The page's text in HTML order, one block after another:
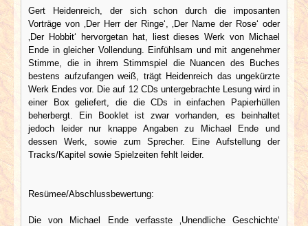
Gert Heidenreich, der sich schon durch die imposanten
Vorträge von ‚Der Herr der Ringe‘, ‚Der Name der Rose‘ oder
‚Der Hobbit‘ hervorgetan hat, liest dieses Werk von Michael
Ende in gleicher Vollendung. Einfühlsam und mit angenehmer
Stimme, die in ihrem Stimmspiel die Nuancen des Buches
bestens aufzufangen weiß, trägt Heidenreich das ungekürzte
Werk Endes vor. Die auf 12 CDs untergebrachte Lesung wird in
einer Box geliefert, die die CDs in einfachen Papierhüllen
beherbergt. Ein Booklet ist zwar vorhanden, es beinhaltet
jedoch leider nur knappe Angaben zu Michael Ende und
dessen Werk, sowie zum Sprecher. Eine Aufstellung der
Tracks/Kapitel sowie Spielzeiten fehlt leider.
Resümee/Abschlussbewertung:
Die von Michael Ende verfasste ‚Unendliche Geschichte‘